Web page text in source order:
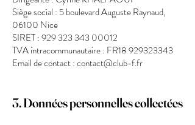
Siège social : 5 boulevard Auguste Raynaud,
06100 Nice
SIRET : 929 323 343 00012
TVA intracommunautaire : FR18 929323343
Email de contact : contact@club-f.fr
3. Données personnelles collectées